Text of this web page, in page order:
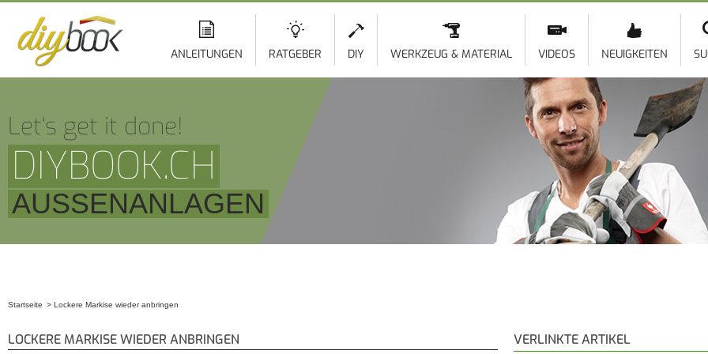
ANLEITUNGEN RATGEBER DIY WERKZEUG & MATERIAL VIDEOS NEUIGKEITEN
Let‘s get it done!
DIYBOOK.CH
AUSSENANLAGEN
Startseite Lockere Markise wieder anbringen
LOCKERE MARKISE WIEDER ANBRINGEN VERLINKTE ARTIKEL